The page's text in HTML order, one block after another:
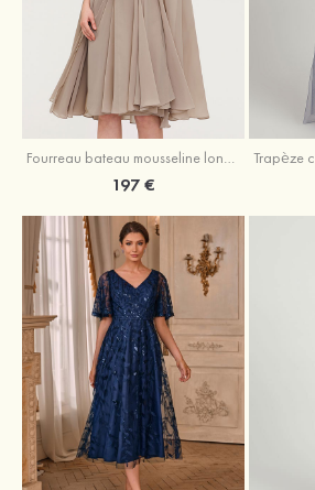
Fourreau bateau mousseline longueur genou robe de mère de la mariée avec appliqué plissé veste
197 €